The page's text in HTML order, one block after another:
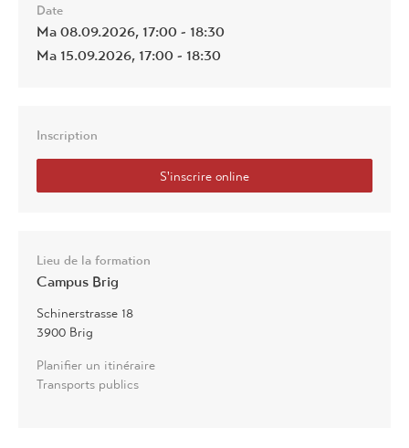
Date
Ma 08.09.2026, 17:00 - 18:30
Ma 15.09.2026, 17:00 - 18:30
Inscription
Lieu de la formation
Campus Brig
Schinerstrasse 18
3900 Brig
Planifier un itinéraire
Transports publics